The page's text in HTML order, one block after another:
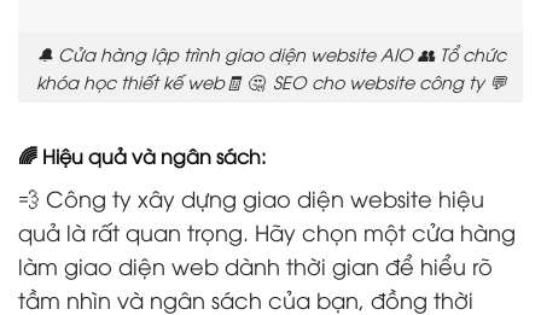
🔔 Cửa hàng lập trình giao diện website AIO 👥 Tổ chức
khóa học thiết kế web🧾 🤔 SEO cho website công ty 💬
🌈 Hiệu quả và ngân sách:
💨 Công ty xây dựng giao diện website hiệu
quả là rất quan trọng. Hãy chọn một cửa hàng
làm giao diện web dành thời gian để hiểu rõ
tầm nhìn và ngân sách của bạn, đồng thời